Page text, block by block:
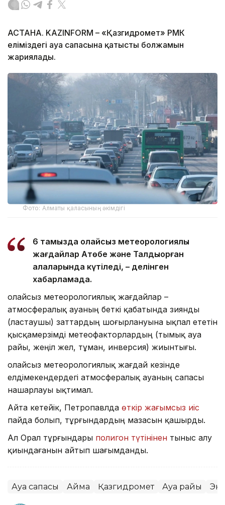
АСТАНА. KAZINFORM – «Қазгидромет» РМК
еліміздегі ауа сапасына қатысты болжамын
жариялады.
Фото: Алматы қаласының әкімдігі
6 тамызда қолайсыз метеорологиялық
жағдайлар Ақтөбе және Талдықорған
қалаларында күтіледі, – делінген
хабарламада.
Қолайсыз метеорологиялық жағдайлар –
атмосфералық ауаның беткі қабатында зиянды
(ластаушы) заттардың шоғырлануына ықпал ететін
қысқамерзімді метеофакторлардың (тымық ауа
райы, жеңіл жел, тұман, инверсия) жиынтығы.
Қолайсыз метеорологиялық жағдай кезінде
елдімекендердегі атмосфералық ауаның сапасы
нашарлауы ықтимал.
Айта кетейік, Петропавлда өткір жағымсыз иіс
пайда болып, тұрғындардың мазасын қашырды.
Ал Орал тұрғындары полигон түтінінен тыныс алу
қиындағанын айтып шағымданды.
Ауа сапасы Аймақ Қазгидромет Ауа райы